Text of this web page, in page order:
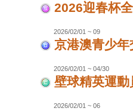
2026迎春杯
2026/02/01 ~ 09
京港澳青少
2026/02/01 ~ 04/30
壁球精英運
2026/02/01 ~ 06